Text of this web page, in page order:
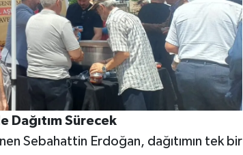
Dağıtım Sürecek
Sebahattin Erdoğan, dağıtımın tek bir